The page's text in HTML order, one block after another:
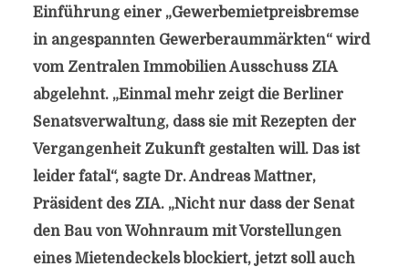
Einführung einer „Gewerbemietpreisbremse
in angespannten Gewerberaummärkten“ wird
vom Zentralen Immobilien Ausschuss ZIA
abgelehnt. „Einmal mehr zeigt die Berliner
Senatsverwaltung, dass sie mit Rezepten der
Vergangenheit Zukunft gestalten will. Das ist
leider fatal“, sagte Dr. Andreas Mattner,
Präsident des ZIA. „Nicht nur dass der Senat
den Bau von Wohnraum mit Vorstellungen
eines Mietendeckels blockiert, jetzt soll auch